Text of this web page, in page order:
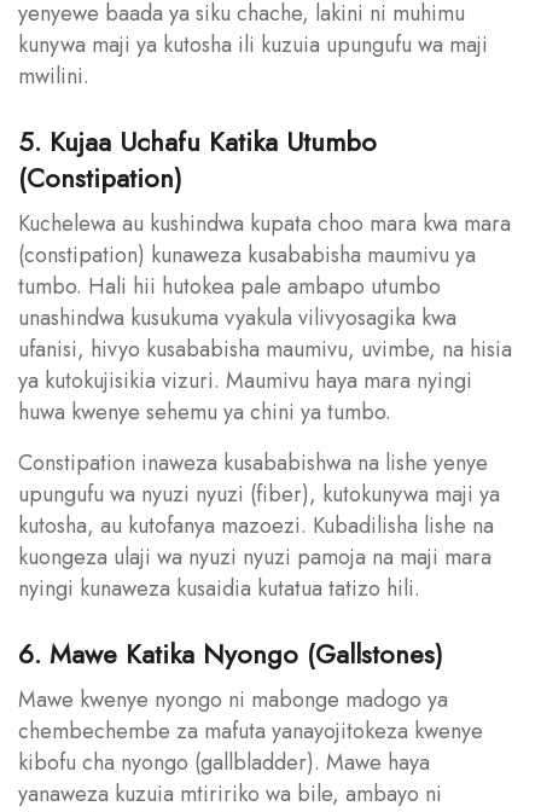
yenyewe baada ya siku chache, lakini ni muhimu
kunywa maji ya kutosha ili kuzuia upungufu wa maji
mwilini.
5. Kujaa Uchafu Katika Utumbo
(Constipation)
Kuchelewa au kushindwa kupata choo mara kwa mara
(constipation) kunaweza kusababisha maumivu ya
tumbo. Hali hii hutokea pale ambapo utumbo
unashindwa kusukuma vyakula vilivyosagika kwa
ufanisi, hivyo kusababisha maumivu, uvimbe, na hisia
ya kutokujisikia vizuri. Maumivu haya mara nyingi
huwa kwenye sehemu ya chini ya tumbo.
Constipation inaweza kusababishwa na lishe yenye
upungufu wa nyuzi nyuzi (fiber), kutokunywa maji ya
kutosha, au kutofanya mazoezi. Kubadilisha lishe na
kuongeza ulaji wa nyuzi nyuzi pamoja na maji mara
nyingi kunaweza kusaidia kutatua tatizo hili.
6. Mawe Katika Nyongo (Gallstones)
Mawe kwenye nyongo ni mabonge madogo ya
chembechembe za mafuta yanayojitokeza kwenye
kibofu cha nyongo (gallbladder). Mawe haya
yanaweza kuzuia mtiririko wa bile, ambayo ni